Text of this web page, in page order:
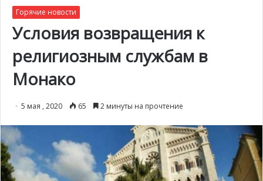
Горячие новости
Условия возвращения к
религиозным службам в
Монако
5 мая , 2020 65 2 минуты на прочтение